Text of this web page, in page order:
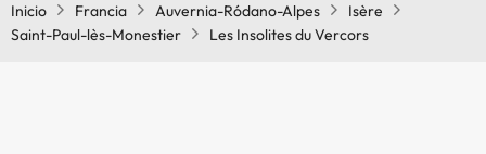
Inicio Francia Auvernia-Ródano-Alpes
Isère
Saint-Paul-lès-Monestier
Les Insolites du Vercors